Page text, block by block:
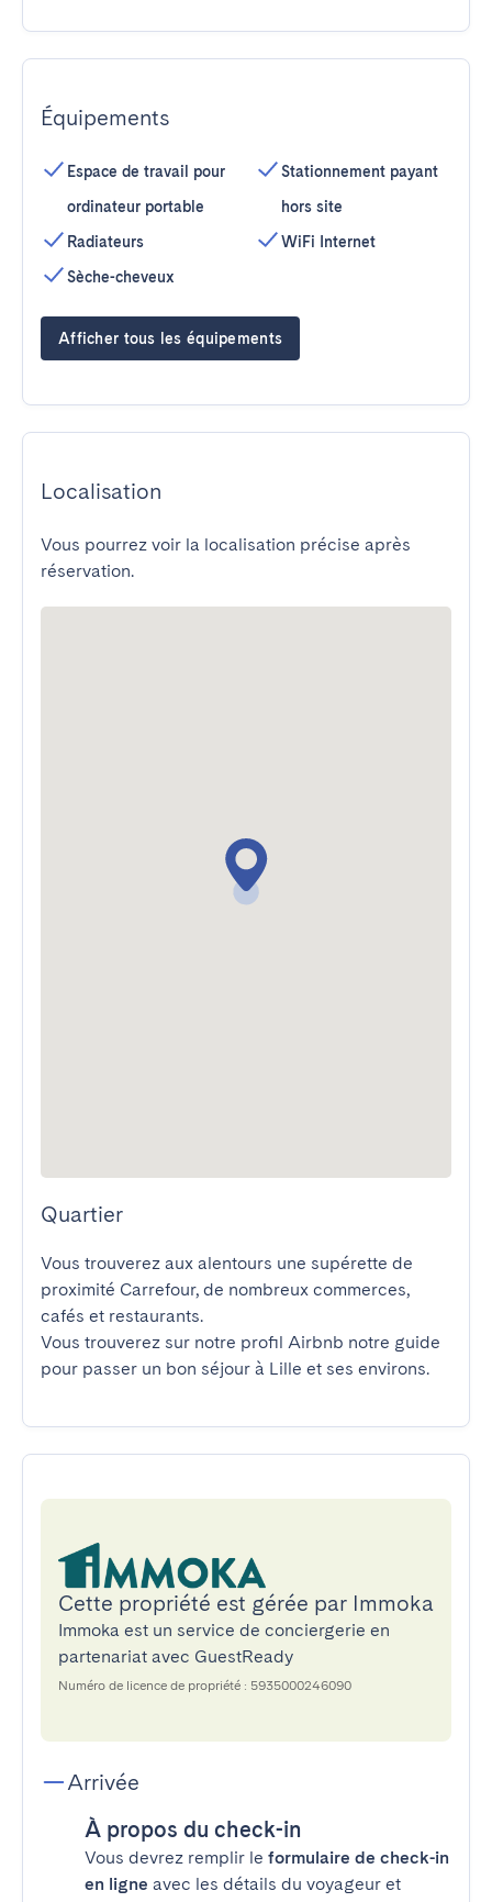
Équipements
Espace de travail pour
ordinateur portable
Radiateurs
Sèche-cheveux
Stationnement payant
hors site
WiFi Internet
Afficher tous les équipements
Localisation
Vous pourrez voir la localisation précise après
réservation.
Quartier
Vous trouverez aux alentours une supérette de
proximité Carrefour, de nombreux commerces,
cafés et restaurants.
Vous trouverez sur notre profil Airbnb notre guide
pour passer un bon séjour à Lille et ses environs.
Cette propriété est gérée par Immoka
Immoka est un service de conciergerie en
partenariat avec GuestReady
Numéro de licence de propriété : 5935000246090
Arrivée
À propos du check-in
Vous devrez remplir le formulaire de check-in
en ligne avec les détails du voyageur et